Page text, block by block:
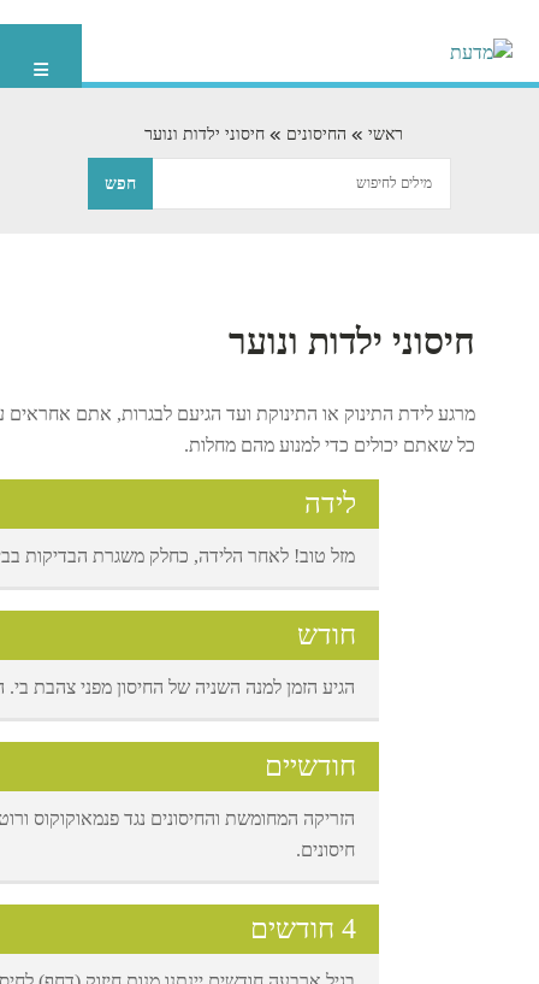
ראשי החיסונים חיסוני ילדות ונוער
חיסוני ילדות ונוער
מרגע לידת התינוק או התינוקת ועד הגיעם לבגרות, אתם אחראים
כל שאתם יכולים כדי למנוע מהם מחלות.
לידה
מזל טוב! לאחר הלידה, כחלק משגרת הבדיקות
חודש
הגיע הזמן למנה השניה של החיסון מפני צהבת
חודשיים
הזריקה המחומשת והחיסונים נגד פנמאוקוקוס
חיסונים.
4 חודשים